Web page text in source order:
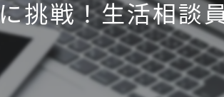
挑戦！生活相談